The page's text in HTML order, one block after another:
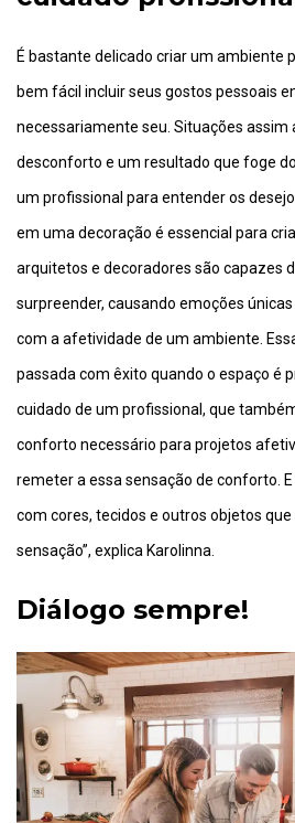
É bastante delicado criar um ambiente
bem fácil incluir seus gostos pessoais
necessariamente seu. Situações assim
desconforto e um resultado que foge
um profissional para entender os
em uma decoração é essencial para
arquitetos e decoradores são capazes
surpreender, causando emoções
com a afetividade de um ambiente.
passada com êxito quando o espaço é
cuidado de um profissional, que
conforto necessário para projetos
remeter a essa sensação de conforto.
com cores, tecidos e outros objetos
sensação”, explica Karolinna.
Diálogo sempre!